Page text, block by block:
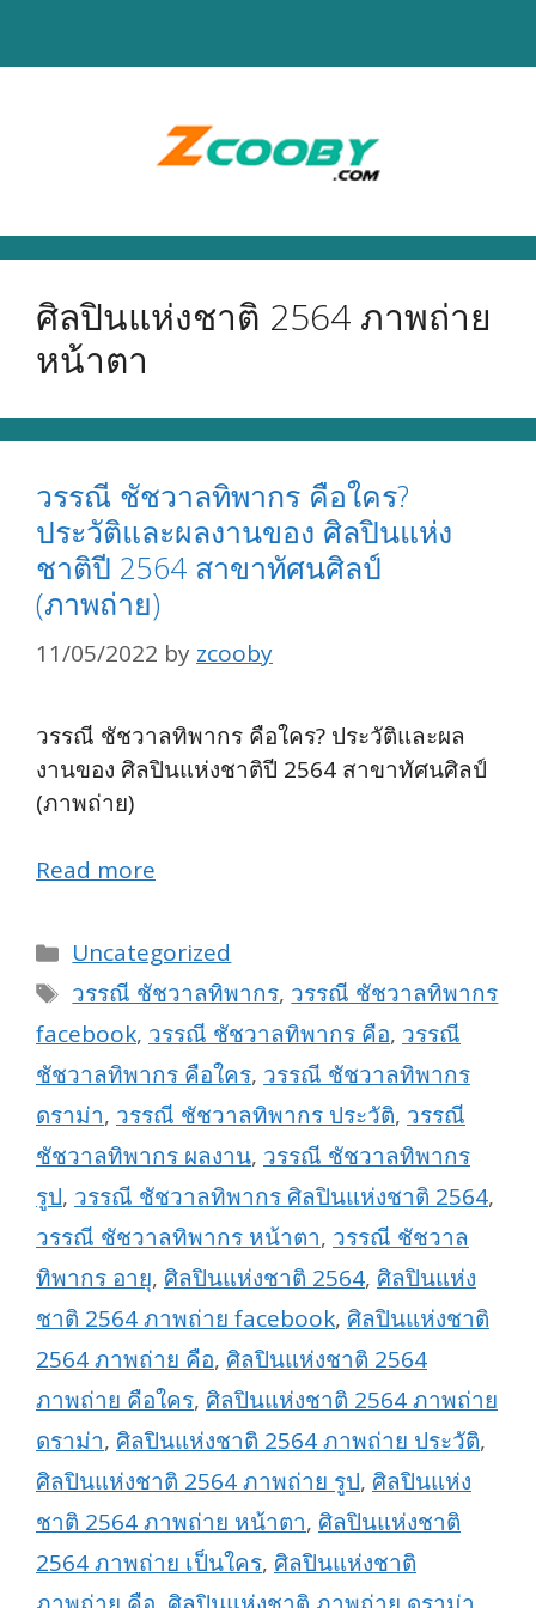
ศิลปินแห่งชาติ 2564 ภาพถ่าย
หน้าตา
วรรณี ชัชวาลทิพากร คือใคร?
ประวัติและผลงานของ ศิลปินแห่ง
ชาติปี 2564 สาขาทัศนศิลป์
(ภาพถ่าย)
11/05/2022 by zcooby
วรรณี ชัชวาลทิพากร คือใคร? ประวัติและผล
งานของ ศิลปินแห่งชาติปี 2564 สาขาทัศนศิลป์
(ภาพถ่าย)
Read more
Categories
Uncategorized
Tags
วรรณี ชัชวาลทิพากร, วรรณี ชัชวาลทิพากร
facebook, วรรณี ชัชวาลทิพากร คือ, วรรณี
ชัชวาลทิพากร คือใคร, วรรณี ชัชวาลทิพากร
ดราม่า, วรรณี ชัชวาลทิพากร ประวัติ, วรรณี
ชัชวาลทิพากร ผลงาน, วรรณี ชัชวาลทิพากร
รูป, วรรณี ชัชวาลทิพากร ศิลปินแห่งชาติ 2564,
วรรณี ชัชวาลทิพากร หน้าตา, วรรณี ชัชวาล
ทิพากร อายุ, ศิลปินแห่งชาติ 2564, ศิลปินแห่ง
ชาติ 2564 ภาพถ่าย facebook, ศิลปินแห่งชาติ
2564 ภาพถ่าย คือ, ศิลปินแห่งชาติ 2564
ภาพถ่าย คือใคร, ศิลปินแห่งชาติ 2564 ภาพถ่าย
ดราม่า, ศิลปินแห่งชาติ 2564 ภาพถ่าย ประวัติ,
ศิลปินแห่งชาติ 2564 ภาพถ่าย รูป, ศิลปินแห่ง
ชาติ 2564 ภาพถ่าย หน้าตา, ศิลปินแห่งชาติ
2564 ภาพถ่าย เป็นใคร, ศิลปินแห่งชาติ